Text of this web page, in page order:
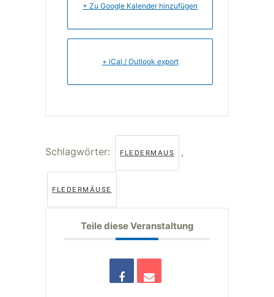
+ Zu Google Kalender hinzufügen
+ iCal / Outlook export
Schlagwörter: FLEDERMAUS ,
FLEDERMÄUSE
Teile diese Veranstaltung